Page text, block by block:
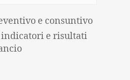
e consuntivo
e risultati